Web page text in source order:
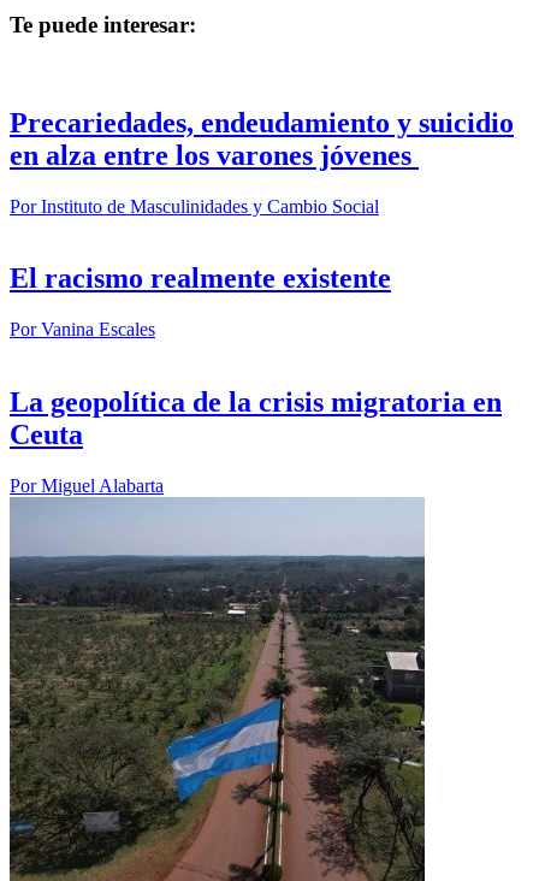
Te puede interesar:
Precariedades, endeudamiento y suicidio
en alza entre los varones jóvenes
PorInstituto de Masculinidades y Cambio Social
El racismo realmente existente
PorVanina Escales
La geopolítica de la crisis migratoria en
Ceuta
PorMiguel Alabarta